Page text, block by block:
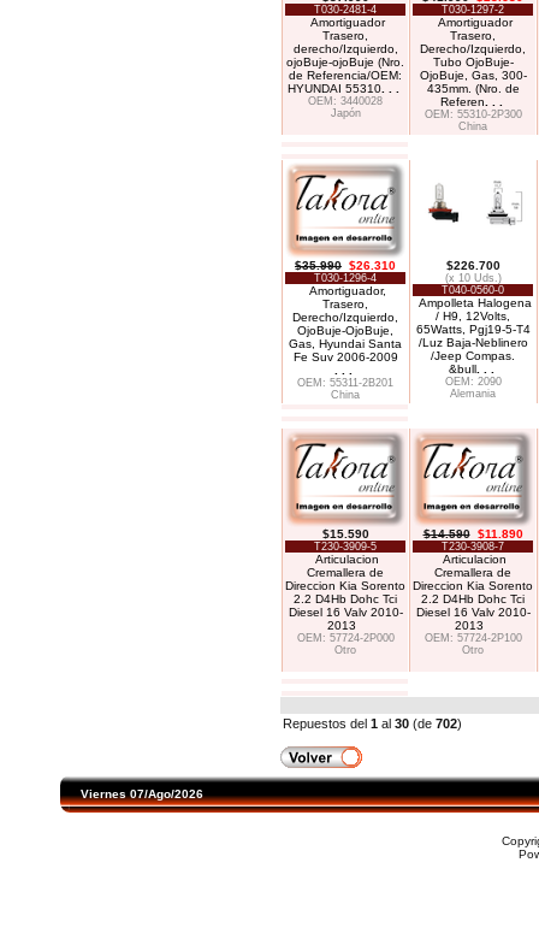
T030-2481-4
Amortiguador
Trasero,
derecho/Izquierdo,
ojoBuje-ojoBuje (Nro.
de Referencia/OEM:
HYUNDAI 55310
OEM: 3440028
Japón
T030-1297-2
Amortiguador
Trasero,
Derecho/Izquierdo,
Tubo OjoBuje-
OjoBuje, Gas, 300-
435mm. (Nro. de
Referen
OEM: 55310-2P300
China
$35.990 $26.310
T030-1296-4
Amortiguador,
Trasero,
Derecho/Izquierdo,
OjoBuje-OjoBuje,
Gas, Hyundai Santa
Fe Suv 2006-2009
OEM: 55311-2B201
China
$226.700
(x 10 Uds.)
T040-0560-0
Ampolleta Halogena
/ H9, 12Volts,
65Watts, Pgj19-5-T4
/Luz Baja-Neblinero
/Jeep Compas.
&bull. . .
OEM: 2090
Alemania
$15.590
T230-3909-5
Articulacion
Cremallera de
Direccion Kia Sorento
2.2 D4Hb Dohc Tci
Diesel 16 Valv 2010-
2013
OEM: 57724-2P000
Otro
$14.590 $11.890
T230-3908-7
Articulacion
Cremallera de
Direccion Kia Sorento
2.2 D4Hb Dohc Tci
Diesel 16 Valv 2010-
2013
OEM: 57724-2P100
Otro
Repuestos del 1 al 30 (de 702)
Viernes 07/Ago/2026